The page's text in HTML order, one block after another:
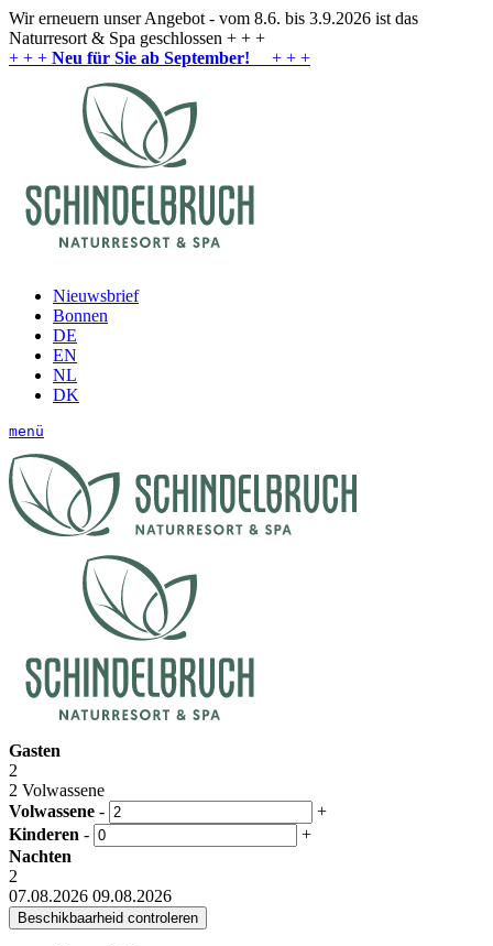
Wir erneuern unser Angebot - vom 8.6. bis 3.9.2026 ist das
Naturresort & Spa geschlossen + + +
+ + + Neu für Sie ab September! + + +
Nieuwsbrief
Bonnen
DE
EN
NL
DK
menü
Gasten
2
2 Volwassene
Volwassene -
+
Kinderen -
+
Nachten
2
07.08.2026 09.08.2026